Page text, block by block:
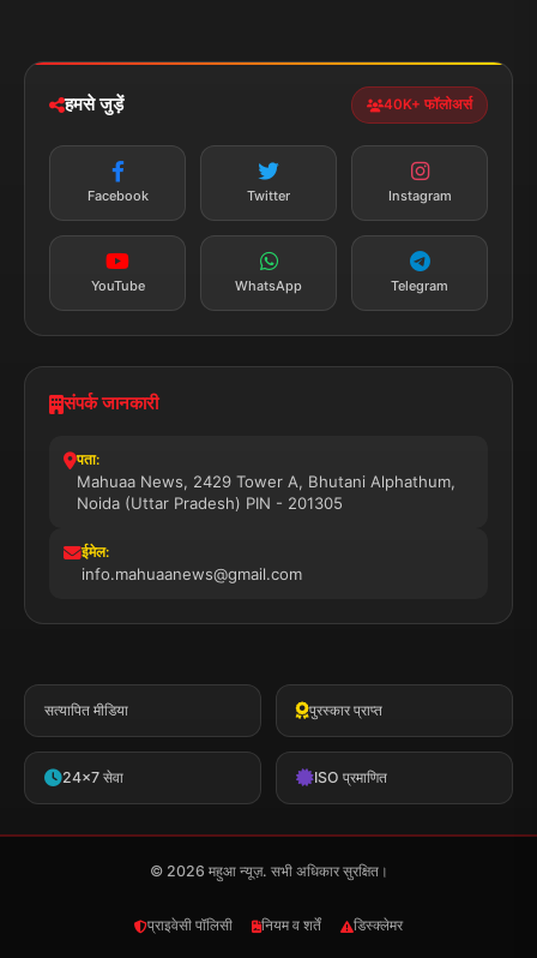
न्यूज़ अलर्ट
सब्सक्राइब करें
हमसे जुड़ें 40K+ फॉलोअर्स
Facebook Twitter Instagram
YouTube WhatsApp Telegram
संपर्क जानकारी
पता:
Mahuaa News, 2429 Tower A, Bhutani Alphathum,
Noida (Uttar Pradesh) PIN - 201305
ईमेल:
info.mahuaanews@gmail.com
सत्यापित मीडिया पुरस्कार प्राप्त
24x7 सेवा ISO प्रमाणित
© 2026 महुआ न्यूज़. सभी अधिकार सुरक्षित।
प्राइवेसी पॉलिसी नियम व शर्तें डिस्क्लेमर